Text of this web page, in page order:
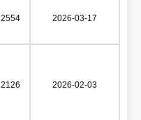
2554 2026-03-17
2126 2026-02-03